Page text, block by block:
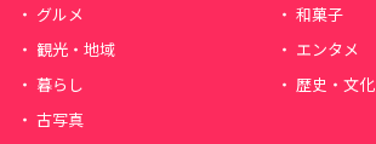
グルメ
和菓子
観光・地域
エンタメ
暮らし
歴史・文化
古写真